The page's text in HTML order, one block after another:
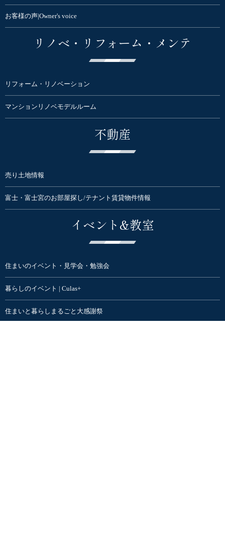
お客様の声|Owner's voice
リノベ・リフォーム・メンテ
リフォーム・リノベーション
マンションリノベモデルルーム
不動産
売り土地情報
富士・富士宮のお部屋探し/テナント賃貸物件情報
イベント&教室
住まいのイベント・見学会・勉強会
暮らしのイベント | Culas+
住まいと暮らしまるごと大感謝祭